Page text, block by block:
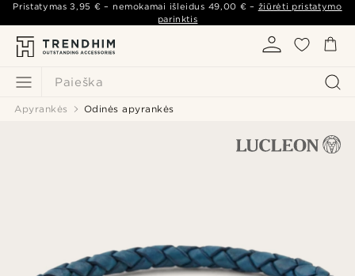
Paieška
Pristatymas3,95 € – nemokamai išleidus 49,00 € – žiūrėti pristatymo
parinktis
Apyrankės Odinės apyrankės